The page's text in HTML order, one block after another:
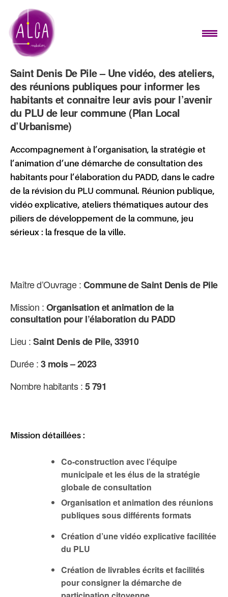
Saint Denis De Pile – Une vidéo, des ateliers,
des réunions publiques pour informer les
habitants et connaitre leur avis pour l’avenir
du PLU de leur commune (Plan Local
d’Urbanisme)
Accompagnement à l’organisation, la stratégie et
l’animation d’une démarche de consultation des
habitants pour l’élaboration du PADD, dans le cadre
de la révision du PLU communal. Réunion publique,
vidéo explicative, ateliers thématiques autour des
piliers de développement de la commune, jeu
sérieux : la fresque de la ville.
Maître d’Ouvrage :Commune de Saint Denis de Pile
Mission :Organisation et animation de la
consultation pour l’élaboration du PADD
Lieu :Saint Denis de Pile, 33910
Durée :3 mois – 2023
Nombre habitants :5 791
Mission détaillées :
Co-construction avec l’équipe
municipale et les élus de la stratégie
globale de consultation
Organisation et animation des réunions
publiques sous différents formats
Création d’une vidéo explicative facilitée
du PLU
Création de livrables écrits et facilités
pour consigner la démarche de